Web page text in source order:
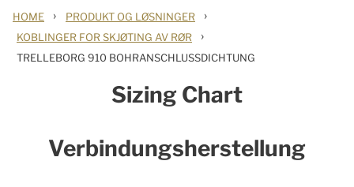
HOME › PRODUKT OG LØSNINGER ›
KOBLINGER FOR SKJØTING AV RØR ›
TRELLEBORG 910 BOHRANSCHLUSSDICHTUNG
Sizing Chart
Verbindungsherstellung